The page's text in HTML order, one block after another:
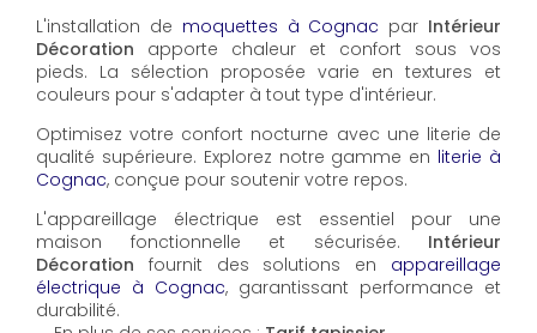
L'installation de moquettes à Cognac par Intérieur
Décoration apporte chaleur et confort sous vos
pieds. La sélection proposée varie en textures et
couleurs pour s'adapter à tout type d'intérieur.
Optimisez votre confort nocturne avec une literie de
qualité supérieure. Explorez notre gamme en literie à
Cognac, conçue pour soutenir votre repos.
L'appareillage électrique est essentiel pour une
maison fonctionnelle et sécurisée. Intérieur
Décoration fournit des solutions en appareillage
électrique à Cognac, garantissant performance et
durabilité.